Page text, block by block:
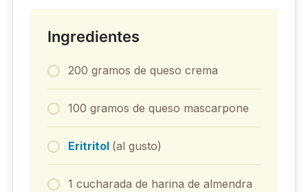
Ingredientes
200 gramos de queso crema
100 gramos de queso mascarpone
Eritritol (al gusto)
1 cucharada de harina de almendra